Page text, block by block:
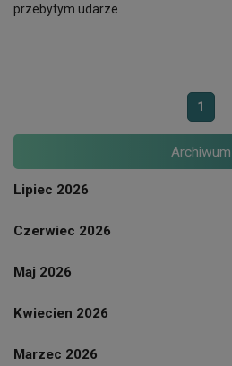
przebytym udarze.
1
Archiwum
Lipiec 2026
Czerwiec 2026
Maj 2026
Kwiecien 2026
Marzec 2026